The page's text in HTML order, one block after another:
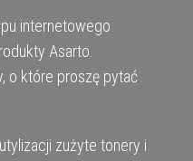
internetowego
Asarto.
o które proszę pytać
zużyte tonery i